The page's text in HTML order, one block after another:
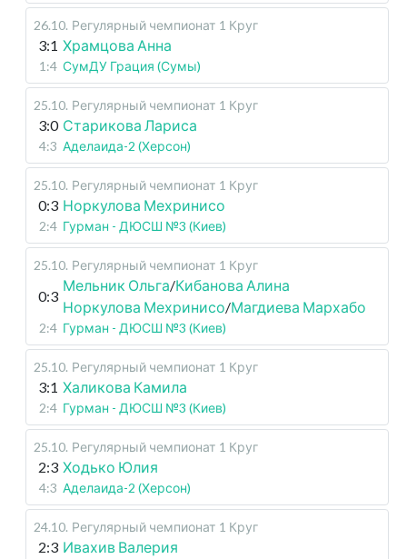
26.10. Регулярный чемпионат 1 Круг
3:1 Храмцова Анна
1:4 СумДУ Грация (Сумы)
25.10. Регулярный чемпионат 1 Круг
3:0 Старикова Лариса
4:3 Аделаида-2 (Херсон)
25.10. Регулярный чемпионат 1 Круг
0:3 Норкулова Мехринисо
2:4 Гурман - ДЮСШ №3 (Киев)
25.10. Регулярный чемпионат 1 Круг
0:3
Мельник Ольга/Кибанова Алина
Норкулова Мехринисо/Магдиева Мархабо
2:4 Гурман - ДЮСШ №3 (Киев)
25.10. Регулярный чемпионат 1 Круг
3:1 Халикова Камила
2:4 Гурман - ДЮСШ №3 (Киев)
25.10. Регулярный чемпионат 1 Круг
2:3 Ходько Юлия
4:3 Аделаида-2 (Херсон)
24.10. Регулярный чемпионат 1 Круг
2:3 Ивахив Валерия